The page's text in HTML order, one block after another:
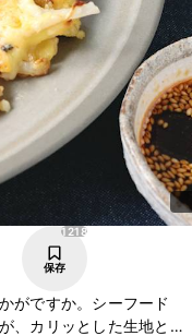
1218
保存
がですか。シーフード
、カリッとした生地とよ